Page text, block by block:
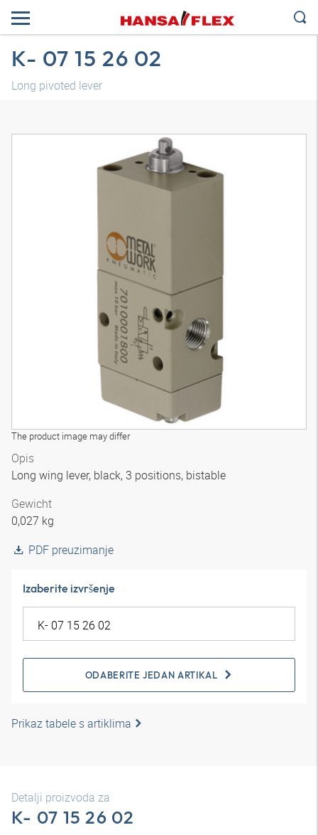
K- 07 15 26 02
Long pivoted lever
The product image may differ
Opis
Long wing lever, black, 3 positions, bistable
Gewicht
0,027 kg
PDF preuzimanje
Izaberite izvršenje
ODABERITE JEDAN ARTIKAL
Prikaz tabele s artiklima
Detalji proizvoda za
K- 07 15 26 02